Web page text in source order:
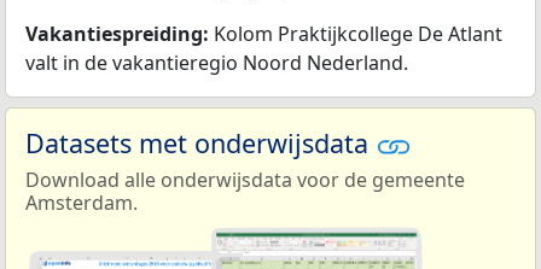
Vakantiespreiding: Kolom Praktijkcollege De Atlant
valt in de vakantieregio Noord Nederland.
Datasets met onderwijsdata
Download alle onderwijsdata voor de gemeente
Amsterdam.